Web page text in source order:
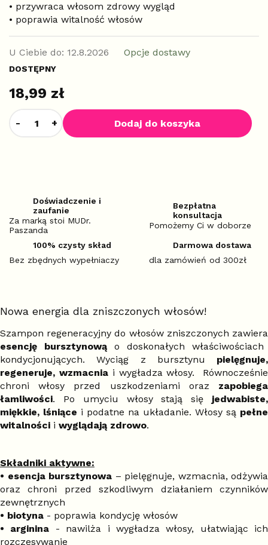
18,99 zł
DOSTĘPNY
U Ciebie do: 12.8.2026 Opcje dostawy
Dodaj do koszyka
• przywraca włosom zdrowy wygląd
• poprawia witalność włosów
Doświadczenie i
zaufanie
Za marką stoi MUDr.
Paszanda
Bezpłatna
konsultacja
Pomożemy Ci w doborze
100% czysty skład
Bez zbędnych wypełniaczy
Darmowa dostawa
dla zamówień od 300zł
Nowa energia dla zniszczonych włosów!
Szampon regeneracyjny do włosów zniszczonych zawiera
esencję bursztynową o doskonałych właściwościach
kondycjonujących. Wyciąg z bursztynu pielęgnuje,
regeneruje, wzmacnia i wygładza włosy. Równocześnie
chroni włosy przed uszkodzeniami oraz zapobiega
łamliwości. Po umyciu włosy stają się jedwabiste,
miękkie, lśniące i podatne na układanie. Włosy są pełne
witalności i wyglądają zdrowo.
Składniki aktywne:
• esencja bursztynowa – pielęgnuje, wzmacnia, odżywia
oraz chroni przed szkodliwym działaniem czynników
zewnętrznych
• biotyna - poprawia kondycję włosów
• arginina - nawilża i wygładza włosy, ułatwiając ich
rozczesywanie